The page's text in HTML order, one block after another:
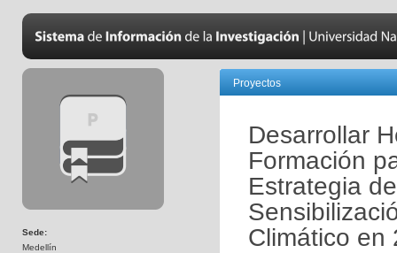
Sede:
Medellín
Proyectos
Desarrollar
Formación
Estrategia
Climático en